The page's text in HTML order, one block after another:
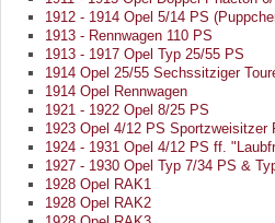
1912 - 1914 Opel 5/14 PS
1913 - Rennwagen 110 PS
1913 - 1917 Opel Typ 25/55 PS
1914 Opel 25/55 Sechssitziger
1914 Opel Rennwagen
1921 - 1922 Opel 8/25 PS
1923 Opel 4/12 PS Sportzweisitzer
1924 - 1931 Opel 4/12 PS ff.
1927 - 1930 Opel Typ 7/34 PS &
1928 Opel RAK1
1928 Opel RAK2